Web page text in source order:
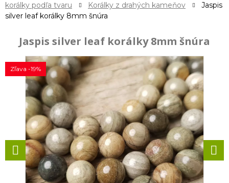
korálky podľa tvaru
Korálky z drahých kameňov
Jaspis
silver leaf korálky 8mm šnúra
Jaspis silver leaf korálky 8mm šnúra
Zľava -19%